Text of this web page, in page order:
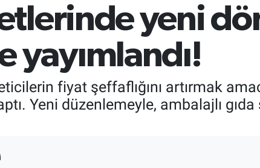
yeni
yayımlandı!
fiyat şeffaflığını artırmak
Yeni düzenlemeyle, ambalajlı gıda